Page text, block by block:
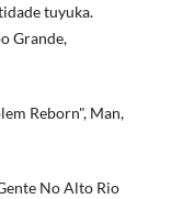
tuyuka.
Grande,
Reborn", Man,
No Alto Rio